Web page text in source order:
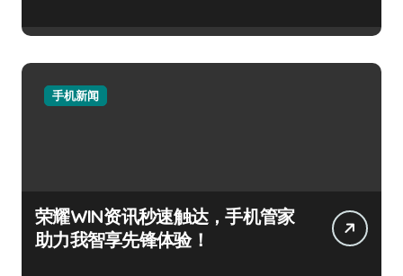
手机新闻
荣耀WIN资讯秒速触达，手机管家
助力我智享先锋体验！